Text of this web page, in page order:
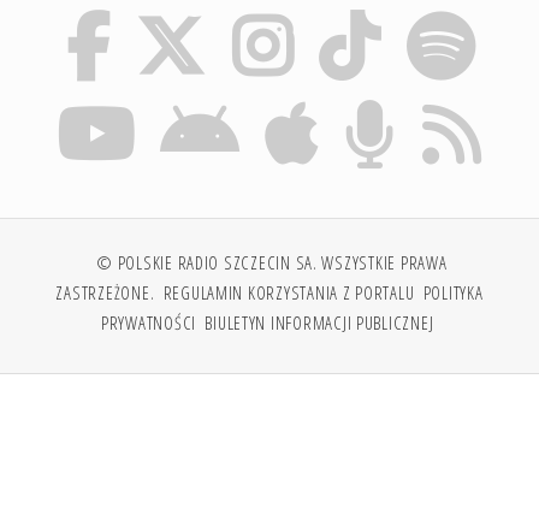
© POLSKIE RADIO SZCZECIN SA. WSZYSTKIE PRAWA
ZASTRZEŻONE. REGULAMIN KORZYSTANIA Z PORTALU POLITYKA
PRYWATNOŚCI BIULETYN INFORMACJI PUBLICZNEJ